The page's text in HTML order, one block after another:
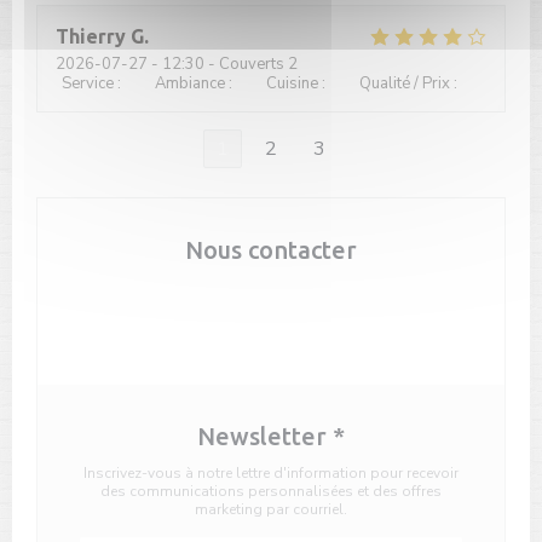
Thierry G
2026-07-27 - 12:30 - Couverts 2
Service : Ambiance : Cuisine : Qualité / Prix :
2 3
Nous contacter
Newsletter *
Inscrivez-vous à notre lettre d'information pour recevoir
des communications personnalisées et des offres
marketing par courriel.